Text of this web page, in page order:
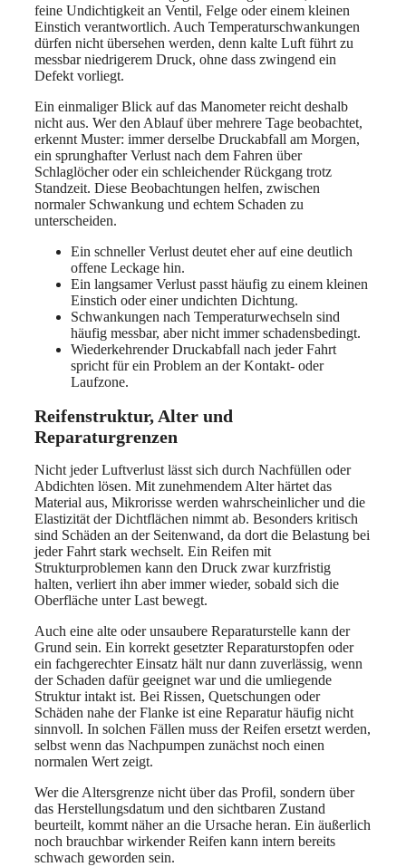
feine Undichtigkeit an Ventil, Felge oder einem kleinen
Einstich verantwortlich. Auch Temperaturschwankungen
dürfen nicht übersehen werden, denn kalte Luft führt zu
messbar niedrigerem Druck, ohne dass zwingend ein
Defekt vorliegt.
Ein einmaliger Blick auf das Manometer reicht deshalb
nicht aus. Wer den Ablauf über mehrere Tage beobachtet,
erkennt Muster: immer derselbe Druckabfall am Morgen,
ein sprunghafter Verlust nach dem Fahren über
Schlaglöcher oder ein schleichender Rückgang trotz
Standzeit. Diese Beobachtungen helfen, zwischen
normaler Schwankung und echtem Schaden zu
unterscheiden.
Ein schneller Verlust deutet eher auf eine deutlich
offene Leckage hin.
Ein langsamer Verlust passt häufig zu einem kleinen
Einstich oder einer undichten Dichtung.
Schwankungen nach Temperaturwechseln sind
häufig messbar, aber nicht immer schadensbedingt.
Wiederkehrender Druckabfall nach jeder Fahrt
spricht für ein Problem an der Kontakt- oder
Laufzone.
Reifenstruktur, Alter und
Reparaturgrenzen
Nicht jeder Luftverlust lässt sich durch Nachfüllen oder
Abdichten lösen. Mit zunehmendem Alter härtet das
Material aus, Mikrorisse werden wahrscheinlicher und die
Elastizität der Dichtflächen nimmt ab. Besonders kritisch
sind Schäden an der Seitenwand, da dort die Belastung bei
jeder Fahrt stark wechselt. Ein Reifen mit
Strukturproblemen kann den Druck zwar kurzfristig
halten, verliert ihn aber immer wieder, sobald sich die
Oberfläche unter Last bewegt.
Auch eine alte oder unsaubere Reparaturstelle kann der
Grund sein. Ein korrekt gesetzter Reparaturstopfen oder
ein fachgerechter Einsatz hält nur dann zuverlässig, wenn
der Schaden dafür geeignet war und die umliegende
Struktur intakt ist. Bei Rissen, Quetschungen oder
Schäden nahe der Flanke ist eine Reparatur häufig nicht
sinnvoll. In solchen Fällen muss der Reifen ersetzt werden,
selbst wenn das Nachpumpen zunächst noch einen
normalen Wert zeigt.
Wer die Altersgrenze nicht über das Profil, sondern über
das Herstellungsdatum und den sichtbaren Zustand
beurteilt, kommt näher an die Ursache heran. Ein äußerlich
noch brauchbar wirkender Reifen kann intern bereits
schwach geworden sein.